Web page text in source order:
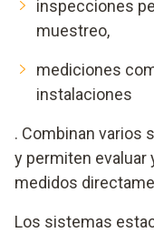
inspecciones
muestreo,
mediciones
instalaciones
. Combinan varios
y permiten evaluar
medidos
Los sistemas